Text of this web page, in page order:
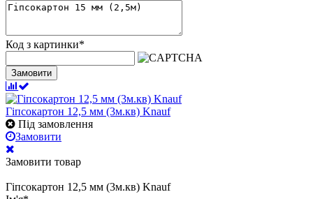
Код з картинки*
Замовити
Гіпсокартон 12,5 мм (3м.кв) Knauf
Під замовлення
Замовити
Замовити товар
Гіпсокартон 12,5 мм (3м.кв) Knauf